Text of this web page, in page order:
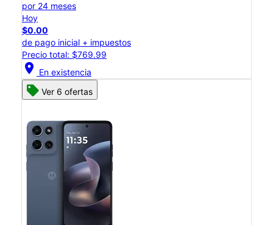
por 24 meses
Hoy
$0.00
de pago inicial + impuestos
Precio total: $769.99
location_on En existencia
Ver 6 ofertas